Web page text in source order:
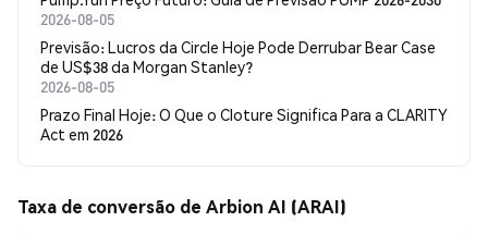
2026-08-05
Previsão: Lucros da Circle Hoje Pode Derrubar Bear Case
de US$38 da Morgan Stanley?
2026-08-05
Prazo Final Hoje: O Que o Cloture Significa Para a CLARITY
Act em 2026
Taxa de conversão de Arbion AI (ARAI)